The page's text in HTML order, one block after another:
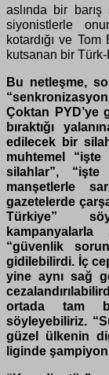
aslında bir barış
siyonistlerle
kotardığı ve Tom
kutsanan bir
Bu netleşme,
Çoktan PYD’ye
bıraktığı
edilecek bir
muhtemel
silahlar”, “işte
manşetlerle
gazetelerde
Türkiye”
“güvenlik
gidilebilirdi. İç
yine aynı sağ
ortada tam
söyleyebiliriz.
güzel ülkenin
liginde